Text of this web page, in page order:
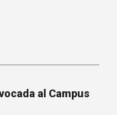
al Campus